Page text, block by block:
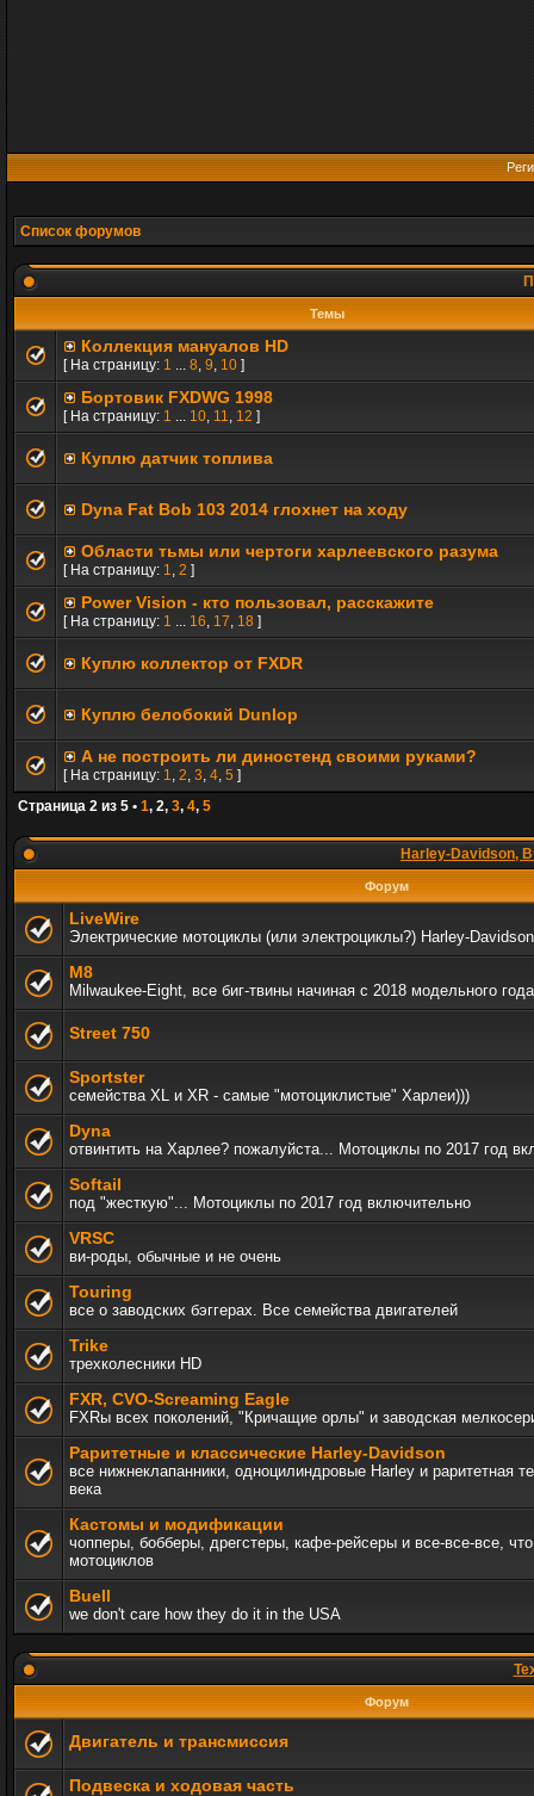
Список форумов
Темы
Коллекция мануалов HD
[ На страницу: 1 ... 8, 9, 10 ]
Бортовик FXDWG 1998
[ На страницу: 1 ... 10, 11, 12 ]
Куплю датчик топлива
Dyna Fat Bob 103 2014 глохнет на ходу
Области тьмы или чертоги харлеевского разума
[ На страницу: 1, 2 ]
Power Vision - кто пользовал, расскажите
[ На страницу: 1 ... 16, 17, 18 ]
Куплю коллектор от FXDR
Куплю белобокий Dunlop
А не построить ли диностенд своими руками?
[ На страницу: 1, 2, 3, 4, 5 ]
Страница 2 из 5 • 1, 2, 3, 4, 5
Harley-Davidson,
Форум
LiveWire
Электрические мотоциклы (или электроциклы?) Harley-Davidson
M8
Milwaukee-Eight, все биг-твины начиная с 2018 модельного
Street 750
Sportster
семейства XL и XR - самые "мотоциклистые" Харлеи)))
Dyna
отвинтить на Харлее? пожалуйста... Мотоциклы по 2017 год
Softail
под "жесткую"... Мотоциклы по 2017 год включительно
VRSC
ви-роды, обычные и не очень
Touring
все о заводских бэггерах. Все семейства двигателей
Trike
трехколесники HD
FXR, СVO-Screaming Eagle
FXRы всех поколений, "Кричащие орлы" и заводская
Раритетные и классические Harley-Davidson
все нижнеклапанники, одноцилиндровые Harley и раритетная
века
Кастомы и модификации
чопперы, бобберы, дрегстеры, кафе-рейсеры и все-все-все,
мотоциклов
Buell
we don't care how they do it in the USA
Форум
Двигатель и трансмиссия
Подвеска и ходовая часть